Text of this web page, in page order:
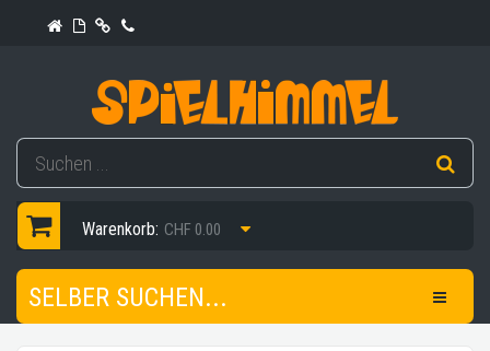
Warenkorb: CHF 0.00
SELBER SUCHEN...